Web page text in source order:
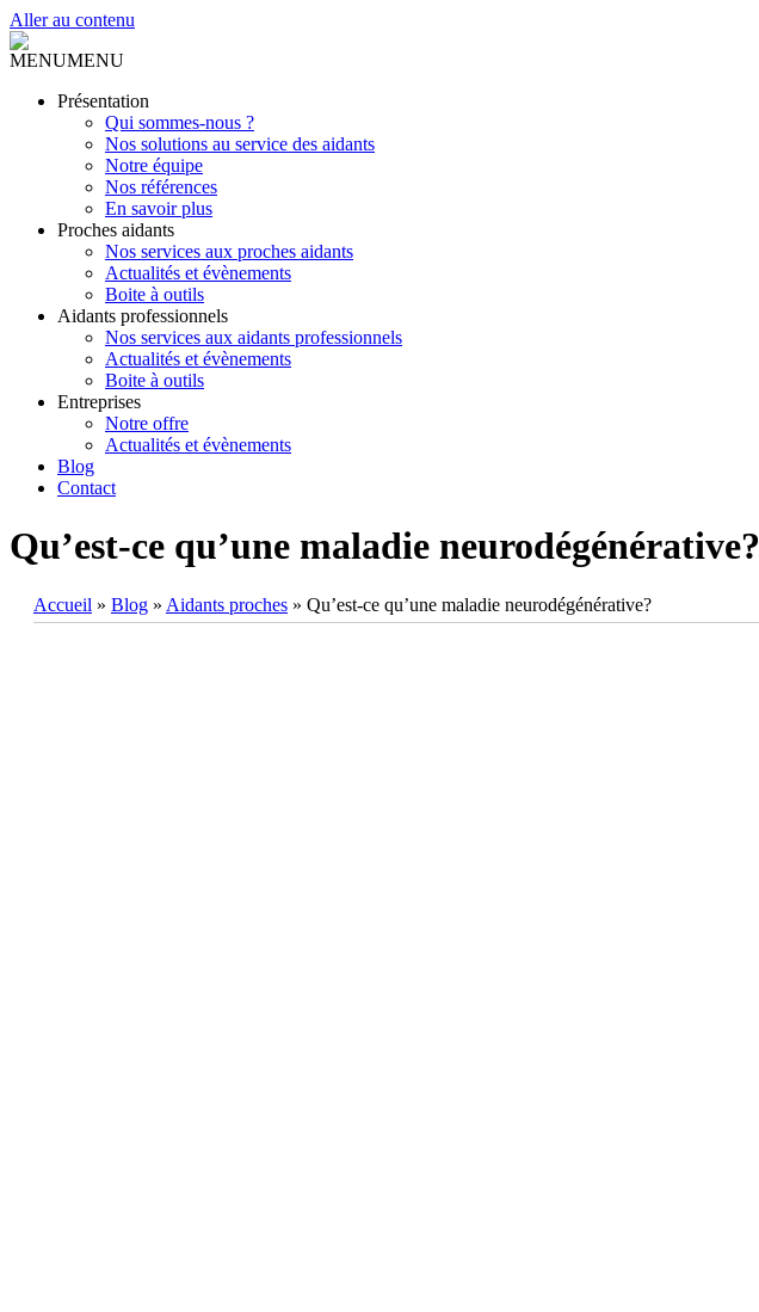
Aller au contenu
MENUMENU
Présentation
Qui sommes-nous ?
Nos solutions au service des aidants
Notre équipe
Nos références
En savoir plus
Proches aidants
Nos services aux proches aidants
Actualités et évènements
Boite à outils
Aidants professionnels
Nos services aux aidants professionnels
Actualités et évènements
Boite à outils
Entreprises
Notre offre
Actualités et évènements
Blog
Contact
Qu’est-ce qu’une maladie neurodégénérative?
Accueil » Blog » Aidants proches » Qu’est-ce qu’une maladie neurodégénérative?